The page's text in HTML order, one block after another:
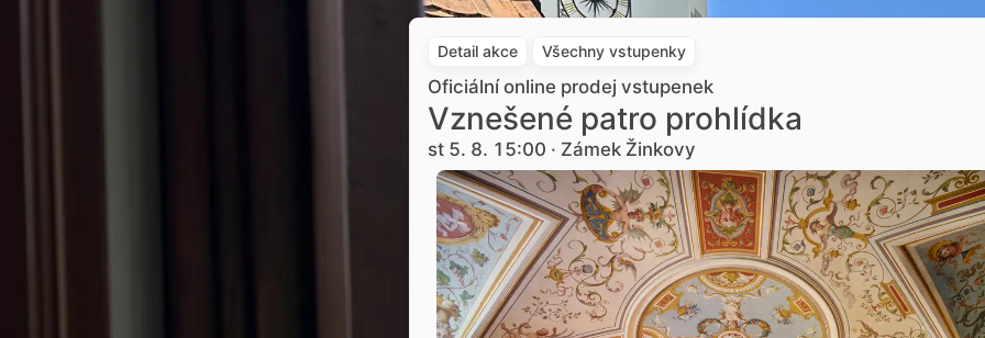
Detail akce Všechny vstupenky
Oficiální online prodej vstupenek
Vznešené patro prohlídka
st 5. 8. 15:00 · Zámek Žinkovy